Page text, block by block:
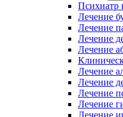
Психиатр
Лечение
Лечение
Лечение
Лечение
Лечение
Лечение
Лечение
Лечение
Лечение